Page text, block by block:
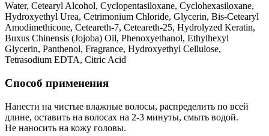
Water, Cetearyl Alcohol, Cyclopentasiloxane, Cyclohexasiloxane,
Hydroxyethyl Urea, Cetrimonium Chloride, Glycerin, Bis-Cetearyl
Amodimethicone, Ceteareth-7, Ceteareth-25, Hydrolyzed Keratin,
Buxus Chinensis (Jojoba) Oil, Phenoxyethanol, Ethylhexyl
Glycerin, Panthenol, Fragrance, Hydroxyethyl Cellulose,
Tetrasodium EDTA, Citric Acid
Способ применения
Нанести на чистые влажные волосы, распределить по всей
длине, оставить на волосах на 2-3 минуты, смыть водой.
Не наносить на кожу головы.